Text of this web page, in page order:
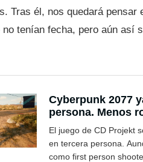
Tras él, nos quedará pensar
no tenían fecha, pero aún así
Cyberpunk 2077
persona. Menos
este mod
El juego de CD Projekt
en tercera persona.
como first person